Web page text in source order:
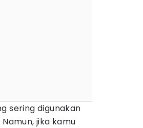
sering digunakan
jika kamu